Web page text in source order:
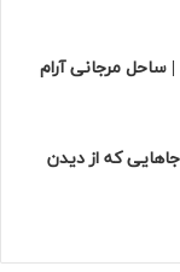
مرجانی آرام
که از دیدن